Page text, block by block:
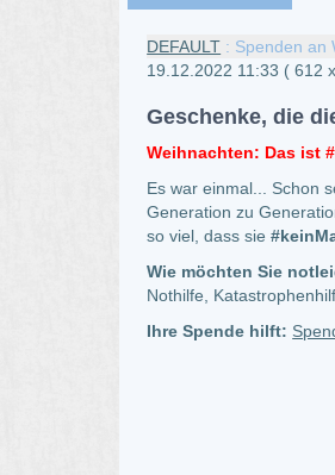
DEFAULT : Spenden an
19.12.2022 11:33 ( 612
Geschenke, die
Weihnachten: Das ist
Es war einmal... Schon
Generation zu
so viel, dass sie
Wie möchten Sie
Nothilfe,
Ihre Spende hilft: